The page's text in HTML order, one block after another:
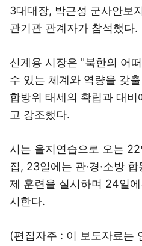
3대대장, 박근성 군사안보
관기관 관계자가 참석했다.
신계용 시장은 "북한의 어
수 있는 체계와 역량을 갖출
합방위 태세의 확립과 대
고 강조했다.
시는 을지연습으로 오는
집, 23일에는 관·경·소방
제 훈련을 실시하며 24일
시한다.
(편집자주 : 이 보도자료는